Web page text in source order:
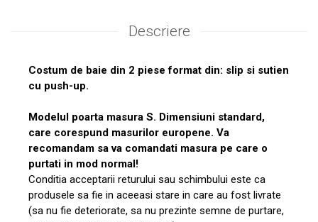
Descriere
Costum de baie din 2 piese format din: slip si sutien
cu push-up.
Modelul poarta masura S. Dimensiuni standard,
care corespund masurilor europene. Va
recomandam sa va comandati masura pe care o
purtati in mod normal!
Conditia acceptarii returului sau schimbului este ca
produsele sa fie in aceeasi stare in care au fost livrate
(sa nu fie deteriorate, sa nu prezinte semne de purtare,